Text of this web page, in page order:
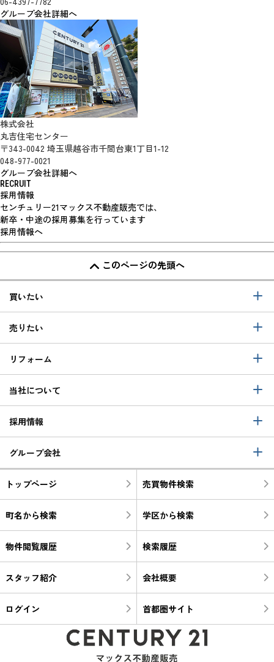
グループ会社詳細へ
株式会社
丸吉住宅センター
〒343-0042 埼玉県越谷市千間台東1丁目1-12
048-977-0021
グループ会社詳細へ
RECRUIT
採用情報
センチュリー21マックス不動産販売では、
新卒・中途の採用募集を行っています
採用情報へ
このページの先頭へ
買いたい
売りたい
リフォーム
当社について
採用情報
グループ会社
トップページ 売買物件検索
町名から検索 学区から検索
物件閲覧履歴 検索履歴
スタッフ紹介 会社概要
ログイン 首都圏サイト